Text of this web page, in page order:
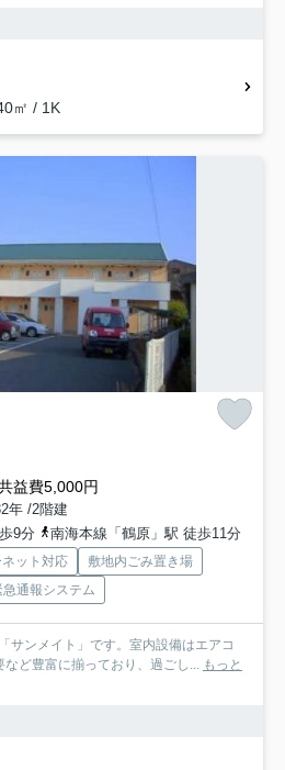
㎡ / 1K
益費5,000円
年 /2階建
9分
南海本線「鶴原」駅 徒歩11分
ット対応
敷地内ごみ置き場
通報システム
サンメイト」です。室内設備はエアコ
ど豊富に揃っており、過ごし...
もっと